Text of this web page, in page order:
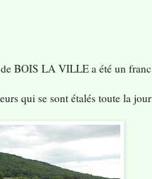
BOIS LA VILLE a été un franc
qui se sont étalés toute la